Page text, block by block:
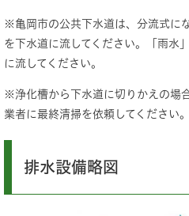
※亀岡市の公共下水道は、分流式に
を下水道に流してください。「雨水
に流してください。
※浄化槽から下水道に切りかえの場
業者に最終清掃を依頼してください。
排水設備略図